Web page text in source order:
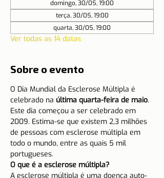
domingo, 30/05, 19:00
terça, 30/05, 19:00
quarta, 30/05, 19:00
Ver todas as 14 datas
Sobre o evento
O Dia Mundial da Esclerose Múltipla é
celebrado na última quarta-feira de maio.
Este dia começou a ser celebrado em
2009. Estima-se que existem 2,3 milhões
de pessoas com esclerose múltipla em
todo o mundo, entre as quais 5 mil
portugueses.
O que é a esclerose múltipla?
A esclerose múltipla é uma doença auto-